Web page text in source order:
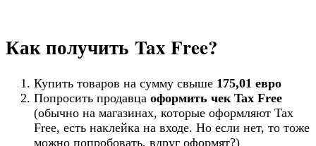
Как получить Tax Free?
Купить товаров на сумму свыше 175,01 евро
Попросить продавца оформить чек Tax Free
(обычно на магазинах, которые оформляют Tax
Free, есть наклейка на входе. Но если нет, то тоже
можно попробовать, вдруг оформят?)